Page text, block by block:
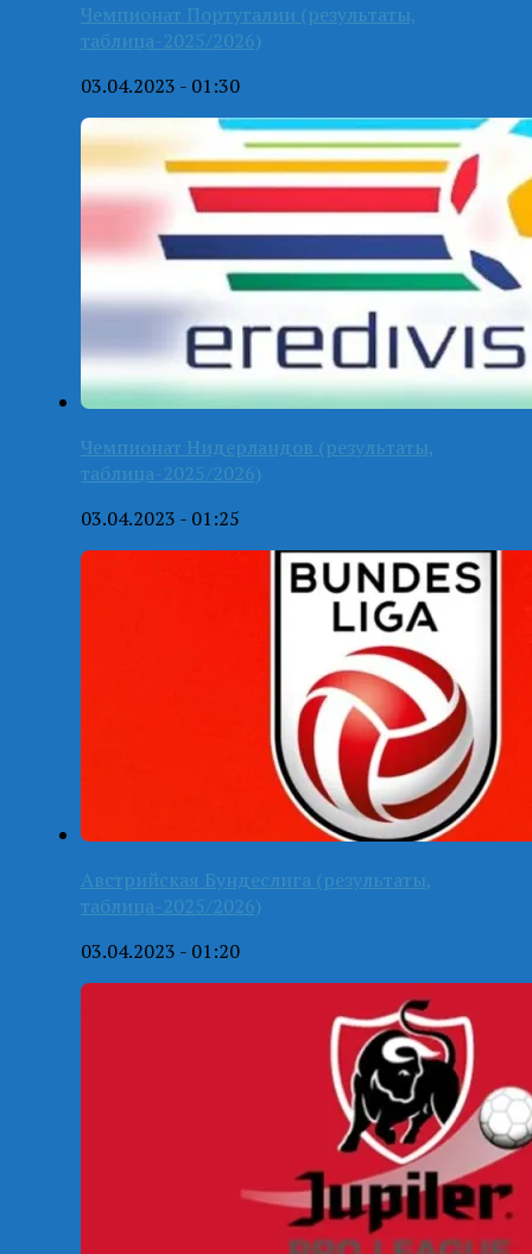
Чемпионат Португалии (результаты,
таблица-2025/2026)
03.04.2023 - 01:30
Чемпионат Нидерландов (результаты,
таблица-2025/2026)
03.04.2023 - 01:25
Австрийская Бундеслига (результаты,
таблица-2025/2026)
03.04.2023 - 01:20